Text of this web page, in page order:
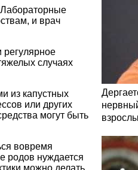
и врач
регулярное
случаях
из капустных
или других
могут быть
вовремя
родов нуждается
можно делать